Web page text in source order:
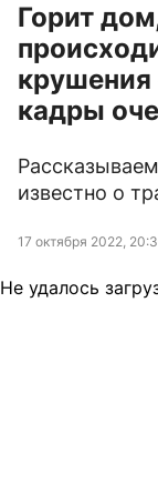
Горит
кадры
известно о
17 октября 2022,
Не удалось